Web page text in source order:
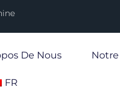
De Nous
FR